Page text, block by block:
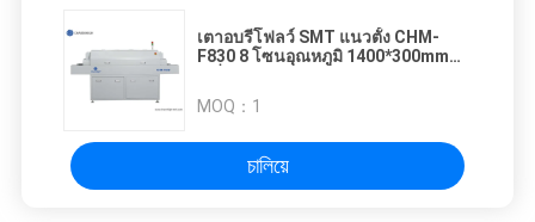
เตาอบรีโฟลว์ SMT แนวตั้ง CHM-
F830 8 โซนอุณหภูมิ 1400*300mm
MOQ： 1
চালিয়ে